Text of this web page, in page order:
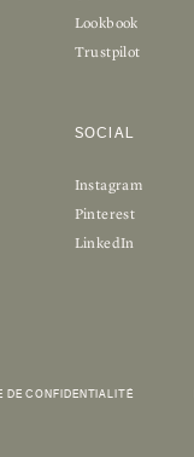
Lookbook
Trustpilot
SOCIAL
Instagram
Pinterest
LinkedIn
DE CONFIDENTIALITÉ